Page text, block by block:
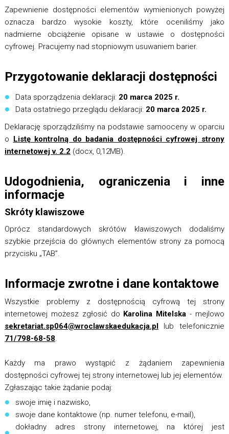
Zapewnienie dostępności elementów wymienionych powyżej
oznacza bardzo wysokie koszty, które oceniliśmy jako
nadmierne obciążenie opisane w ustawie o dostępności
cyfrowej. Pracujemy nad stopniowym usuwaniem barier.
Przygotowanie deklaracji dostępności
Data sporządzenia deklaracji: 20 marca 2025 r.
Data ostatniego przeglądu deklaracji: 20 marca 2025 r.
Deklarację sporządziliśmy na podstawie samooceny w oparciu
o Listę kontrolną do badania dostępności cyfrowej strony
internetowej v. 2.2 (docx, 0,12MB).
Udogodnienia, ograniczenia i inne
informacje
Skróty klawiszowe
Oprócz standardowych skrótów klawiszowych dodaliśmy
szybkie przejścia do głównych elementów strony za pomocą
przycisku „TAB”.
Informacje zwrotne i dane kontaktowe
Wszystkie problemy z dostępnością cyfrową tej strony
internetowej możesz zgłosić do Karolina Mitelska - mejlowo
sekretariat.sp064@wroclawskaedukacja.pllub telefonicznie
71/798-68-58.
Każdy ma prawo wystąpić z żądaniem zapewnienia
dostępności cyfrowej tej strony internetowej lub jej elementów.
Zgłaszając takie żądanie podaj:
swoje imię i nazwisko,
swoje dane kontaktowe (np. numer telefonu, e-mail),
dokładny adres strony internetowej, na której jest